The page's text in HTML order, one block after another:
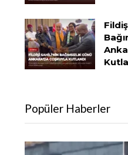
Popüler Haberler